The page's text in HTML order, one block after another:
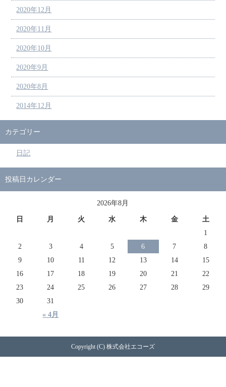
2020年12月
2020年11月
2020年10月
2020年9月
2020年8月
2014年12月
カテゴリー
日記
投稿日カレンダー
2026年8月
日 月 火 水 木 金 土
« 4月
1
2
3 4 5 6 7
8
9
10 11 12 13 14
15
16
17 18 19 20 21
22
23
24 25 26 27 28
29
30
31
Copyright (C) 株式会社エコーズ